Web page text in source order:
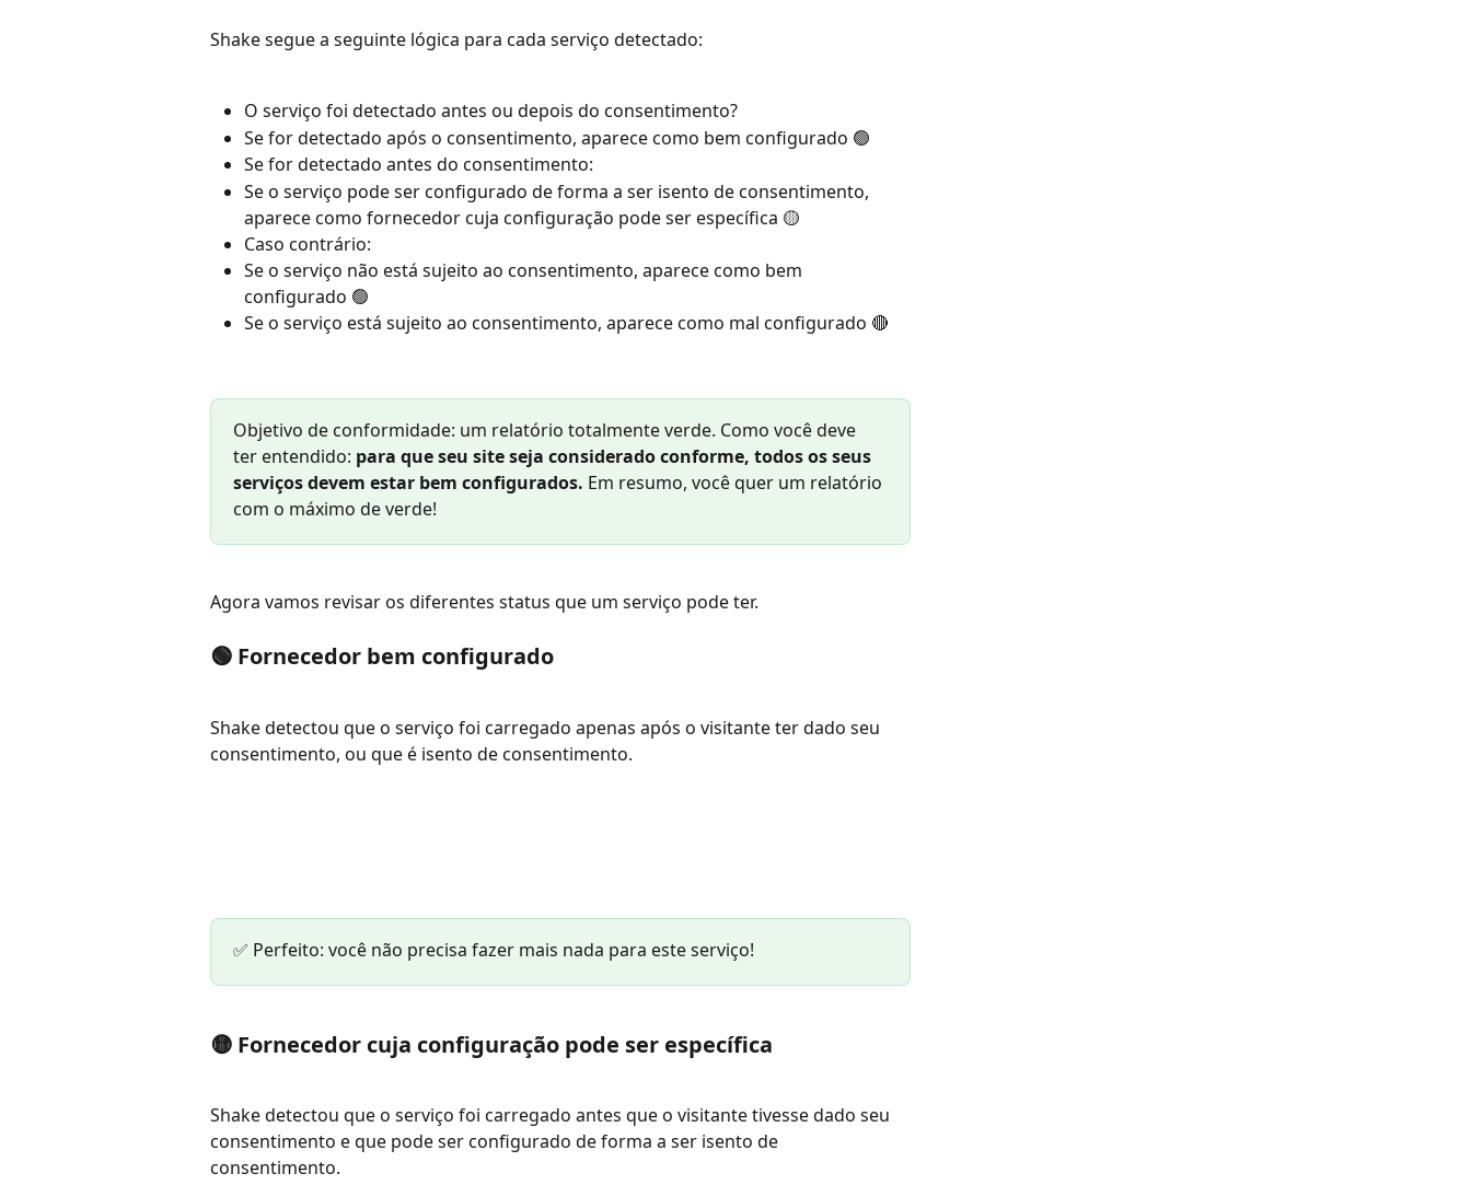
Shake segue a seguinte lógica para cada serviço detectado:
O serviço foi detectado antes ou depois do consentimento?
Se for detectado após o consentimento, aparece como bem configurado 🟢
Se for detectado antes do consentimento:
Se o serviço pode ser configurado de forma a ser isento de consentimento,
aparece como fornecedor cuja configuração pode ser específica 🟡
Caso contrário:
Se o serviço não está sujeito ao consentimento, aparece como bem
configurado 🟢
Se o serviço está sujeito ao consentimento, aparece como mal configurado 🔴
Objetivo de conformidade: um relatório totalmente verde. Como você deve
ter entendido: para que seu site seja considerado conforme, todos os seus
serviços devem estar bem configurados. Em resumo, você quer um relatório
com o máximo de verde!
Agora vamos revisar os diferentes status que um serviço pode ter.
🟢 Fornecedor bem configurado
Shake detectou que o serviço foi carregado apenas após o visitante ter dado seu
consentimento, ou que é isento de consentimento.
✅ Perfeito: você não precisa fazer mais nada para este serviço!
🟡 Fornecedor cuja configuração pode ser específica
Shake detectou que o serviço foi carregado antes que o visitante tivesse dado seu
consentimento e que pode ser configurado de forma a ser isento de
consentimento.